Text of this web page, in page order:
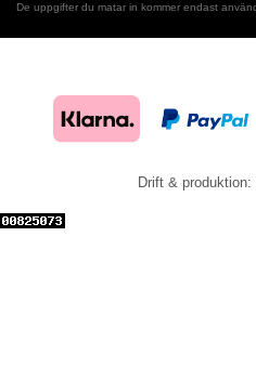
De uppgifter du matar in kommer endast
Drift & produktion: